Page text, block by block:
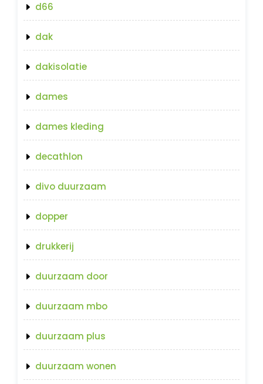
d66
dak
dakisolatie
dames
dames kleding
decathlon
divo duurzaam
dopper
drukkerij
duurzaam door
duurzaam mbo
duurzaam plus
duurzaam wonen